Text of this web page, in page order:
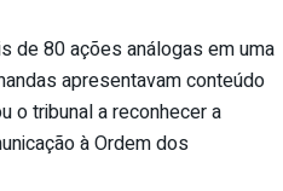
de 80 ações análogasem uma
apresentavam conteúdo
o tribunal a reconhecer a
à Ordem dos